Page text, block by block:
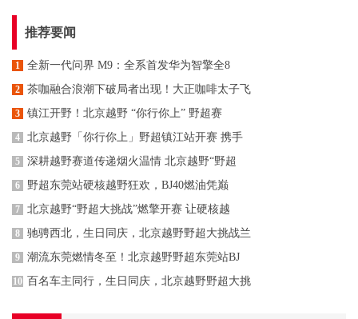
推荐要闻
1 全新一代问界 M9：全系首发华为智擎全8
2 茶咖融合浪潮下破局者出现！大正咖啡太子飞
3 镇江开野！北京越野 “你行你上” 野超赛
4 北京越野「你行你上」野超镇江站开赛 携手
5 深耕越野赛道传递烟火温情 北京越野“野超
6 野超东莞站硬核越野狂欢，BJ40燃油凭巅
7 北京越野“野超大挑战”燃擎开赛 让硬核越
8 驰骋西北，生日同庆，北京越野野超大挑战兰
9 潮流东莞燃情冬至！北京越野野超东莞站BJ
10 百名车主同行，生日同庆，北京越野野超大挑